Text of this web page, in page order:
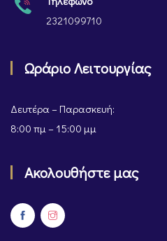
2321099710
Ωράριο Λειτουργίας
Δευτέρα – Παρασκευή:
8:00 πμ – 15:00 μμ
Ακολουθήστε μας